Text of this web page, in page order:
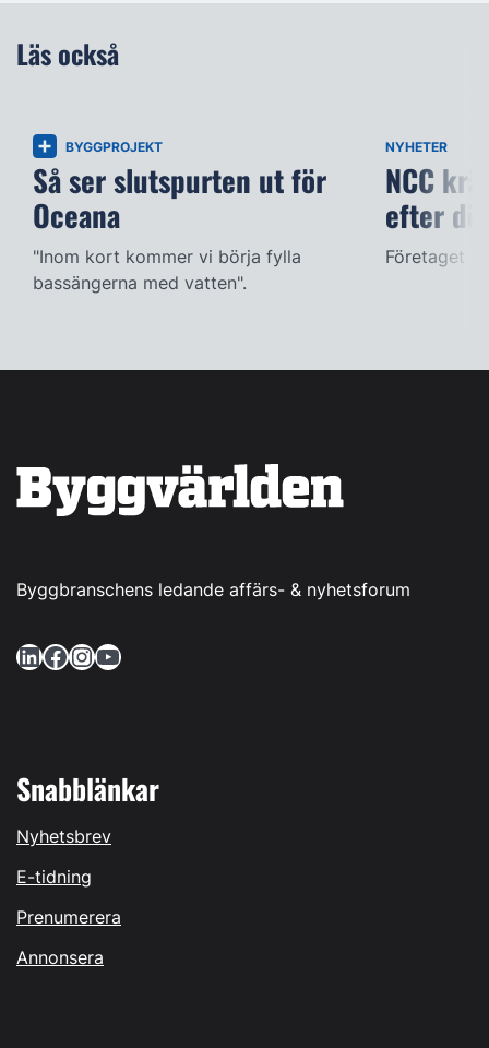
Läs också
BYGGPROJEKT
Så ser slutspurten ut för
Oceana
"Inom kort kommer vi börja fylla
bassängerna med vatten".
NYHETER
NCC
efter
Företaget
Byggbranschens ledande affärs- & nyhetsforum
LinkedIn Facebook InstagramYouTube
Snabblänkar
Nyhetsbrev
E-tidning
Prenumerera
Annonsera